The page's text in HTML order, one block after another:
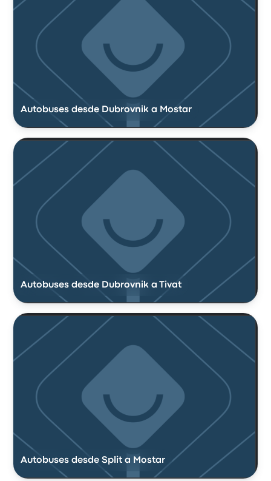
Autobuses desde Dubrovnik a Mostar
Autobuses desde Dubrovnik a Tivat
Autobuses desde Split a Mostar